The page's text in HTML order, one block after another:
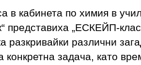
в кабинета по химия в
представиха „ЕСКЕЙП-
разкривайки различни
конкретна задача, като